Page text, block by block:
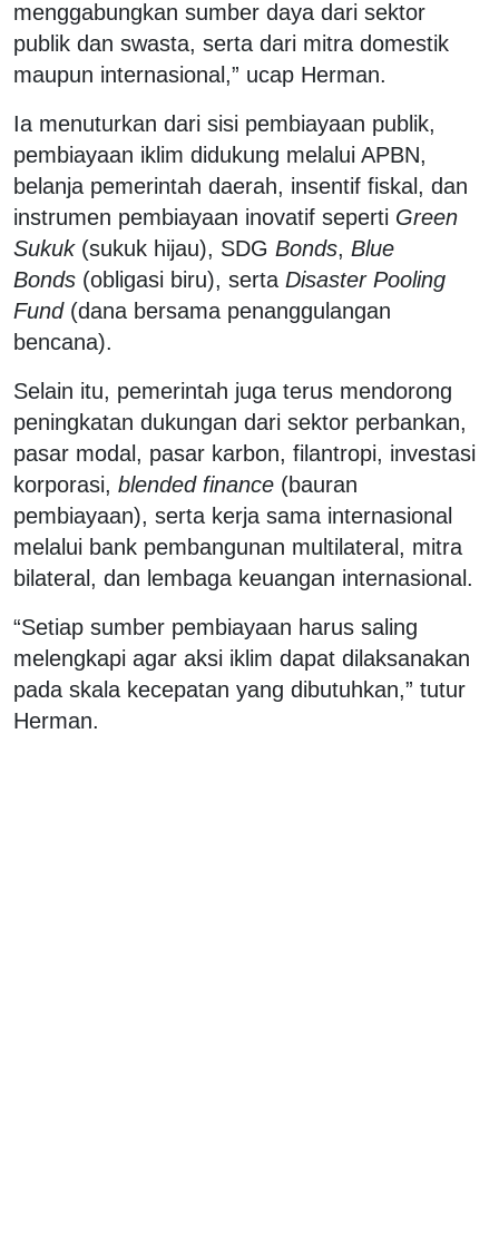
menggabungkan sumber daya dari sektor
publik dan swasta, serta dari mitra domestik
maupun internasional,” ucap Herman.
Ia menuturkan dari sisi pembiayaan publik,
pembiayaan iklim didukung melalui APBN,
belanja pemerintah daerah, insentif fiskal, dan
instrumen pembiayaan inovatif seperti Green
Sukuk (sukuk hijau), SDG Bonds, Blue
Bonds (obligasi biru), serta Disaster Pooling
Fund (dana bersama penanggulangan
bencana).
Selain itu, pemerintah juga terus mendorong
peningkatan dukungan dari sektor perbankan,
pasar modal, pasar karbon, filantropi, investasi
korporasi, blended finance (bauran
pembiayaan), serta kerja sama internasional
melalui bank pembangunan multilateral, mitra
bilateral, dan lembaga keuangan internasional.
“Setiap sumber pembiayaan harus saling
melengkapi agar aksi iklim dapat dilaksanakan
pada skala kecepatan yang dibutuhkan,” tutur
Herman.